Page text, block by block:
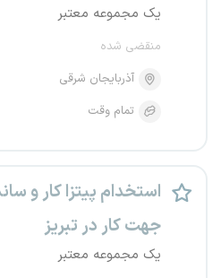
یک مجموعه معتبر
منقضی شده
آذربایجان شرقی
تمام وقت
استخدام پیتزا کار و
جهت کار در تبریز
یک مجموعه معتبر